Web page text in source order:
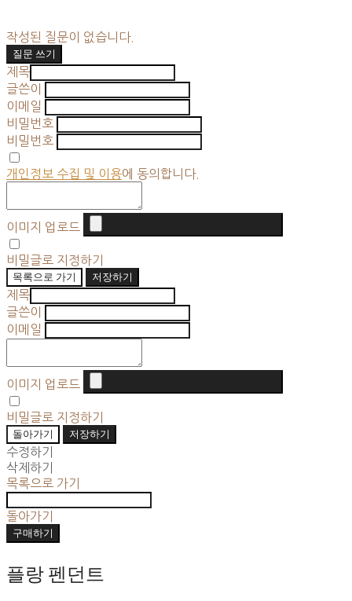
작성된 질문이 없습니다.
질문 쓰기
제목
글쓴이
이메일
비밀번호
비밀번호
개인정보 수집 및 이용에 동의합니다.
이미지 업로드
비밀글로 지정하기
목록으로 가기
저장하기
제목
글쓴이
이메일
이미지 업로드
비밀글로 지정하기
돌아가기
저장하기
수정하기
삭제하기
목록으로 가기
돌아가기
구매하기
플랑 펜던트